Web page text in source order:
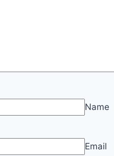
Name
Email